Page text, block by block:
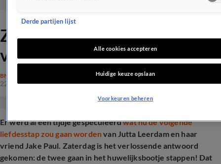
ZIEN: Jutta Leerdam is
verloofd
BN'ERS
22 mrt 2025, 16:13
Er werd al een tijdje gespeculeerdwat nu de volgende
liefdesstap zou gaan wordenvan Jutta Leerdam en haar
vriend Jake Paul. Zaterdag is het verlossende antwoord
gekomen: de twee gaan in het huwelijksbootje stappen! Dat
Derde partijen lijst
Alle cookies accepteren
Huidige keuze opslaan
Voorkeuren beheren